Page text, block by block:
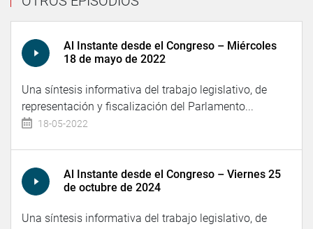
Al Instante desde el Congreso – Miércoles
18 de mayo de 2022
Una síntesis informativa del trabajo legislativo, de
representación y fiscalización del Parlamento...
18-05-2022
Al Instante desde el Congreso – Viernes 25
de octubre de 2024
Una síntesis informativa del trabajo legislativo, de